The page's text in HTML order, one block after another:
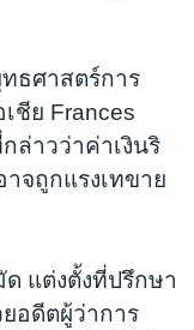
ธศาสตร์การ
ชีย Frances
ล่าวว่าค่าเงินริ
จถูกแรงเทขาย
แต่งตั้งที่ปรึกษา
อดีตผู้ว่าการ